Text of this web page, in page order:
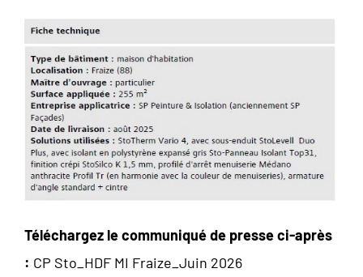
Téléchargez le communiqué de presse ci-après
: CP Sto_HDF MI Fraize_Juin 2026